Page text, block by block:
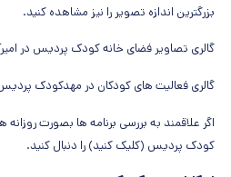
بزرگترین اندازه تصویر را نیز مشاهده کنید.
گالری تصاویر فضای خانه کودک پردیس در
گالری فعالیت های کودکان در مهدکودک پردیس
اگر علاقمند به بررسی برنامه ها بصورت
کودک پردیس (کلیک کنید) را دنبال کنید.